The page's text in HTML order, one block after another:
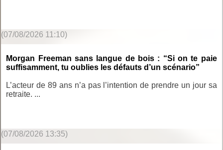
(07/08/2026 11:10)
Morgan Freeman sans langue de bois : “Si on te paie
suffisamment, tu oublies les défauts d’un scénario”
L’acteur de 89 ans n’a pas l’intention de prendre un jour sa
retraite. ...
(07/08/2026 13:35)